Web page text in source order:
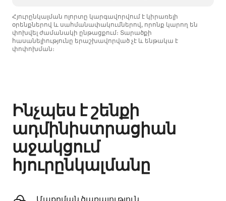
Հյուրընկալման ոլորտը կարգավորվում է կիրառելի
օրենքներով և սահմանափակումներով, որոնք կարող են
փոխվել ժամանակի ընթացքում։ Տարածքի
հասանելիությունը երաշխավորված չէ և ենթակա է
փոփոխման։
Ինչպես է շենքի
ադմինիստրացիան
աջակցում
հյուրընկալմանը